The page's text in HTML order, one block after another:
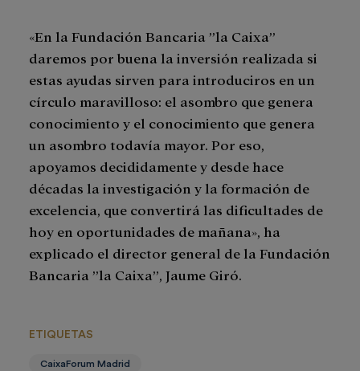
«En la Fundación Bancaria ”la Caixa”
daremos por buena la inversión realizada si
estas ayudas sirven para introduciros en un
círculo maravilloso: el asombro que genera
conocimiento y el conocimiento que genera
un asombro todavía mayor. Por eso,
apoyamos decididamente y desde hace
décadas la investigación y la formación de
excelencia, que convertirá las dificultades de
hoy en oportunidades de mañana», ha
explicado el director general de la Fundación
Bancaria ”la Caixa”, Jaume Giró.
ETIQUETAS
CaixaForum Madrid